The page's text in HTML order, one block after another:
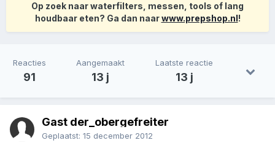
Op zoek naar waterfilters, messen, tools of lang
houdbaar eten? Ga dan naarwww.prepshop.nl!
Reacties
91
Aangemaakt
13 j
Laatste reactie
13 j
Gast der_obergefreiter
Geplaatst: 15 december 2012